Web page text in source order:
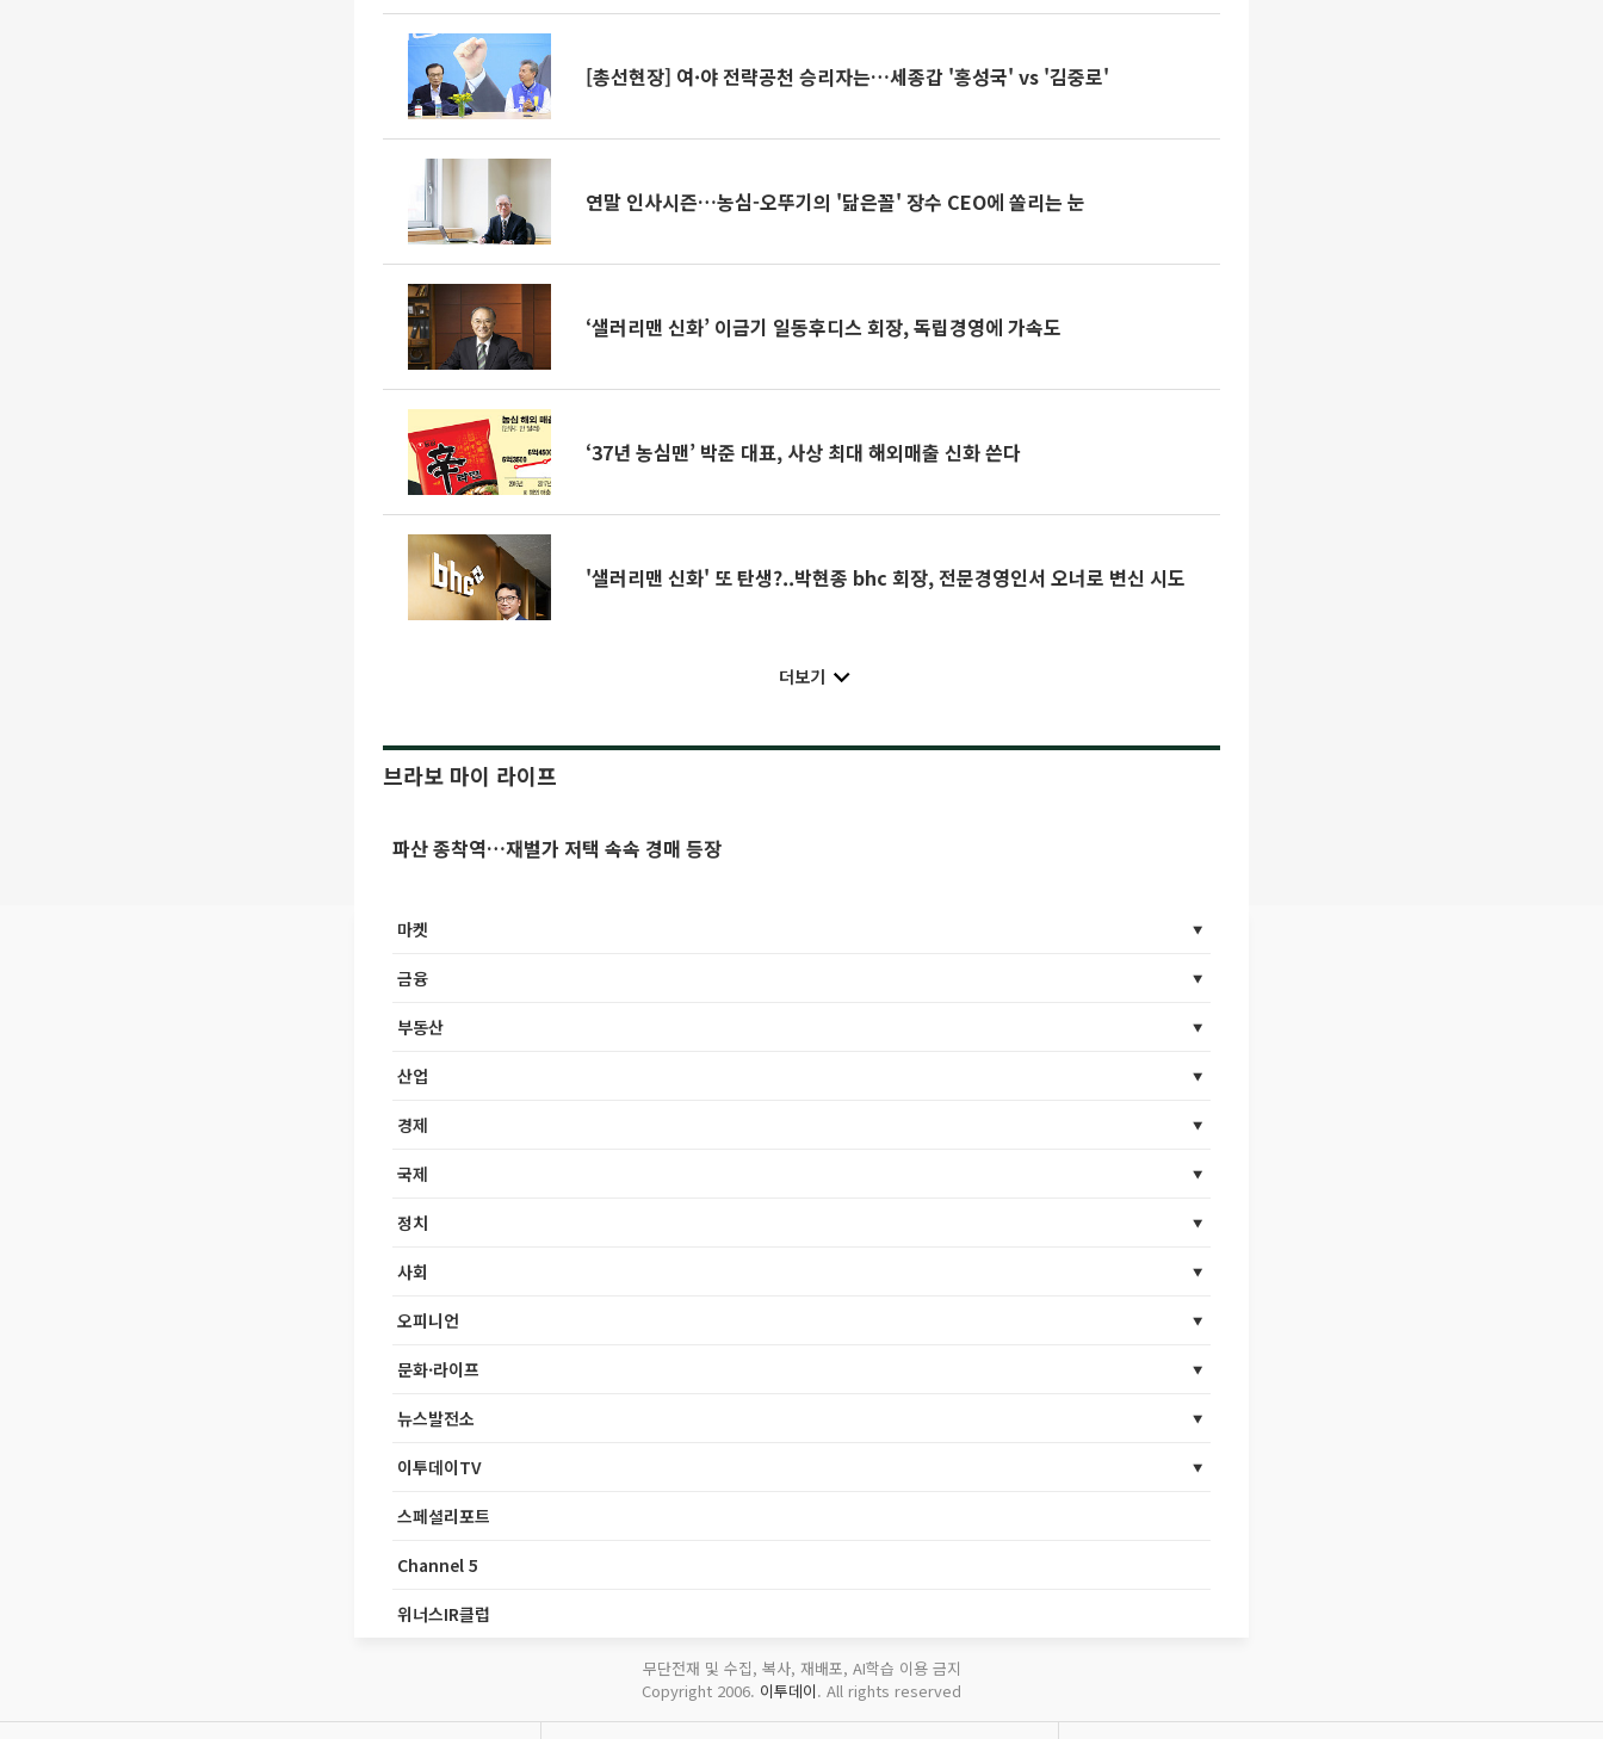
[총선현장] 여·야 전략공천 승리자는…세종갑 '홍성국' vs '김중로'
연말 인사시즌…농심-오뚜기의 '닮은꼴' 장수 CEO에 쏠리는 눈
‘샐러리맨 신화’ 이금기 일동후디스 회장, 독립경영에 가속도
‘37년 농심맨’ 박준 대표, 사상 최대 해외매출 신화 쓴다
'샐러리맨 신화' 또 탄생?..박현종 bhc 회장, 전문경영인서 오너로 변신 시도
더보기
브라보 마이 라이프
파산 종착역…재벌가 저택 속속 경매 등장
마켓
금융
부동산
산업
경제
국제
정치
사회
오피니언
문화·라이프
뉴스발전소
이투데이TV
스페셜리포트
Channel 5
위너스IR클럽
무단전재 및 수집, 복사, 재배포, AI학습 이용 금지
Copyright 2006. 이투데이. All rights reserved